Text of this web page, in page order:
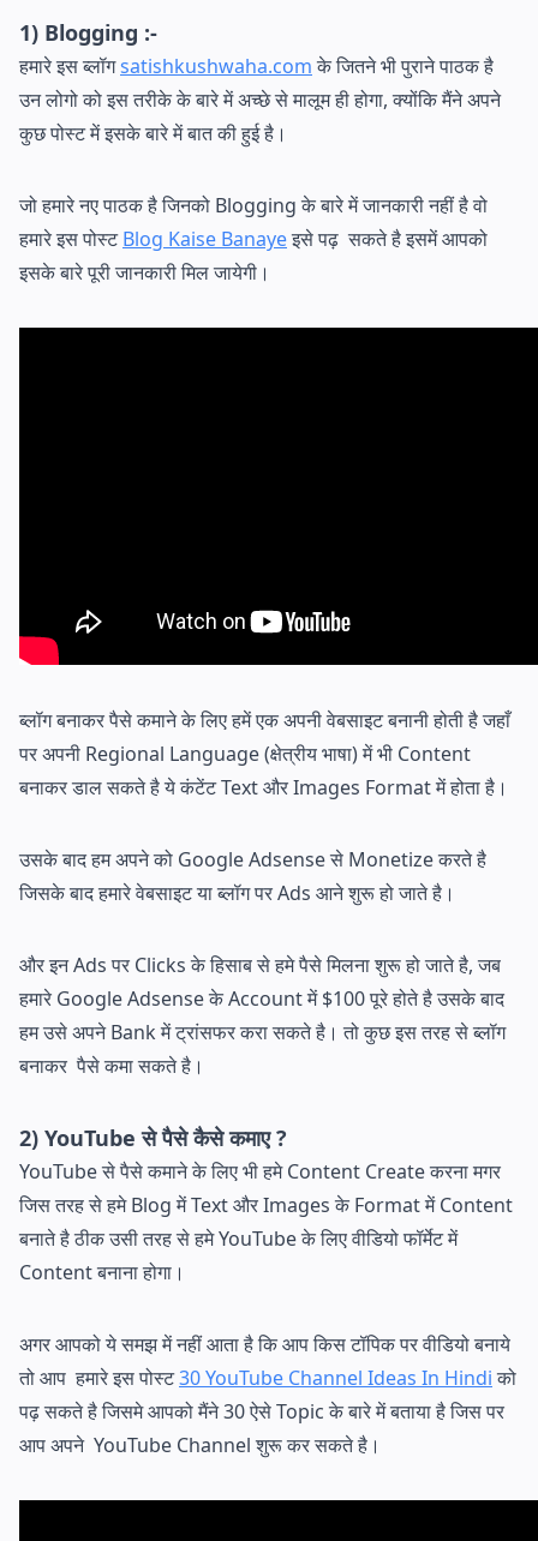
1) Blogging :-
हमारे इस ब्लॉगsatishkushwaha.comके जितने भी पुराने पाठक है
उन लोगो को इस तरीके के बारे में अच्छे से मालूम ही होगा, क्योंकि मैंने अपने
कुछ पोस्ट में इसके बारे में बात की हुई है।
जो हमारे नए पाठक है जिनको Blogging के बारे में जानकारी नहीं है वो
हमारे इस पोस्टBlog Kaise Banayeइसे पढ़ सकते है इसमें आपको
इसके बारे पूरी जानकारी मिल जायेगी।
ब्लॉग बनाकर पैसे कमाने के लिए हमें एक अपनी वेबसाइट बनानी होती है जहाँ
पर अपनी Regional Language (क्षेत्रीय भाषा) में भी Content
बनाकर डाल सकते है ये कंटेंट Text और Images Format में होता है।
उसके बाद हम अपने को Google Adsense से Monetize करते है
जिसके बाद हमारे वेबसाइट या ब्लॉग पर Ads आने शुरू हो जाते है।
और इन Ads पर Clicks के हिसाब से हमे पैसे मिलना शुरू हो जाते है, जब
हमारे Google Adsense के Account में $100 पूरे होते है उसके बाद
हम उसे अपने Bank में ट्रांसफर करा सकते है। तो कुछ इस तरह से ब्लॉग
बनाकर पैसे कमा सकते है।
2) YouTube से पैसे कैसे कमाए ?
YouTube से पैसे कमाने के लिए भी हमे Content Create करना मगर
जिस तरह से हमे Blog में Text और Images के Format में Content
बनाते है ठीक उसी तरह से हमे YouTube के लिए वीडियो फॉर्मेट में
Content बनाना होगा।
अगर आपको ये समझ में नहीं आता है कि आप किस टॉपिक पर वीडियो बनाये
तो आप हमारे इस पोस्ट30 YouTube Channel Ideas In Hindiको
पढ़ सकते है जिसमे आपको मैंने 30 ऐसे Topic के बारे में बताया है जिस पर
आप अपने YouTube Channel शुरू कर सकते है।